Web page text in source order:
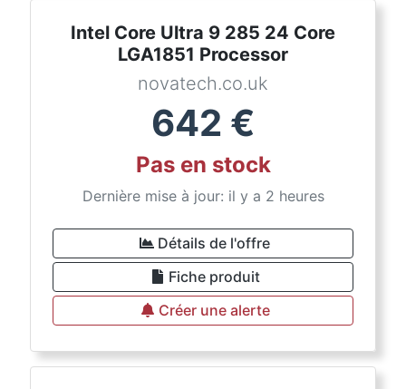
Intel Core Ultra 9 285 24 Core
LGA1851 Processor
novatech.co.uk
642 €
Pas en stock
Dernière mise à jour: il y a 2 heures
Détails de l'offre
Fiche produit
Créer une alerte